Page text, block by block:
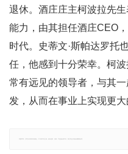
退休。酒庄庄主柯波拉先
能力，由其担任酒庄CEO
时代。史蒂文·斯帕达罗托
任，他感到十分荣幸。柯
常有远见的领导者，与其
发，从而在事业上实现更大